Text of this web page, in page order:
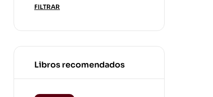
FILTRAR
Libros recomendados